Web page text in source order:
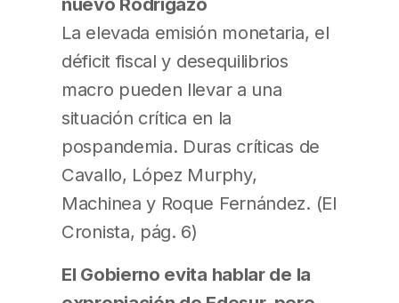
La elevada emisión monetaria, el
déficit fiscal y desequilibrios
macro pueden llevar a una
situación crítica en la
pospandemia. Duras críticas de
Cavallo, López Murphy,
Machinea y Roque Fernández. (El
Cronista, pág. 6)
El Gobierno evita hablar de la